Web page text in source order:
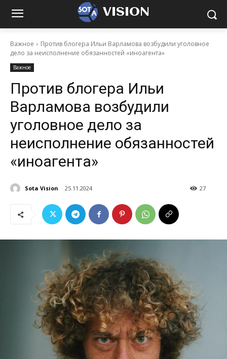
VISION
Важное
Против блогера Ильи Варламова возбудили уголовное
дело за неисполнение обязанностей «иноагента»
Важное
Против блогера Ильи
Варламова возбудили
уголовное дело за
неисполнение обязанностей
«иноагента»
Sota Vision 25.11.2024 27